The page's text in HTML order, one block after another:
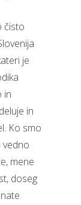
čisto
je
in
in
Ko smo
vedno
mene
doseg